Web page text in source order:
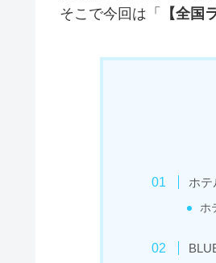
そこで今回は「
【全国
ホテ
ホ